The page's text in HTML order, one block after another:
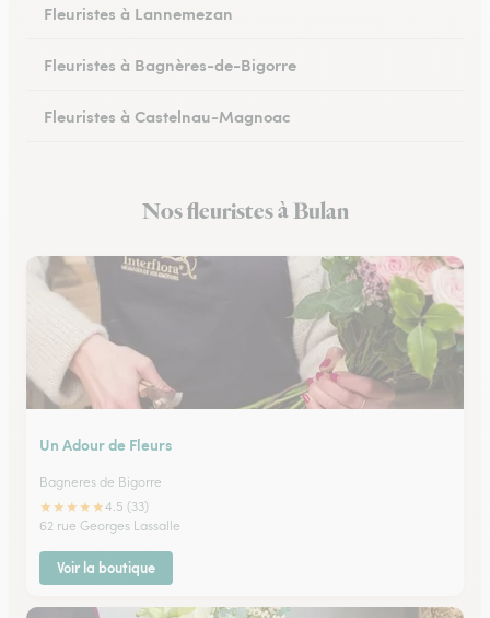
Fleuristes à Lannemezan
Fleuristes à Bagnères-de-Bigorre
Fleuristes à Castelnau-Magnoac
Nos fleuristes à Bulan
Un Adour de Fleurs
Bagneres de Bigorre
★★★★★4.5 (33)
62 rue Georges Lassalle
Voir la boutique